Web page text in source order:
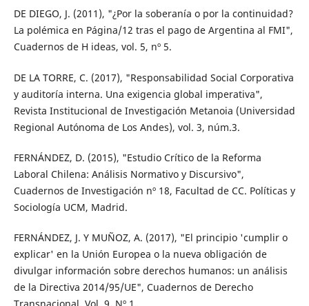
DE DIEGO, J. (2011), "¿Por la soberanía o por la continuidad?
La polémica en Página/12 tras el pago de Argentina al FMI",
Cuadernos de H ideas, vol. 5, nº 5.
DE LA TORRE, C. (2017), "Responsabilidad Social Corporativa
y auditoría interna. Una exigencia global imperativa",
Revista Institucional de Investigación Metanoia (Universidad
Regional Autónoma de Los Andes), vol. 3, núm.3.
FERNÁNDEZ, D. (2015), "Estudio Crítico de la Reforma
Laboral Chilena: Análisis Normativo y Discursivo",
Cuadernos de Investigación nº 18, Facultad de CC. Políticas y
Sociología UCM, Madrid.
FERNÁNDEZ, J. Y MUÑOZ, A. (2017), "El principio 'cumplir o
explicar' en la Unión Europea o la nueva obligación de
divulgar información sobre derechos humanos: un análisis
de la Directiva 2014/95/UE", Cuadernos de Derecho
Transnacional, Vol. 9, Nº 1.